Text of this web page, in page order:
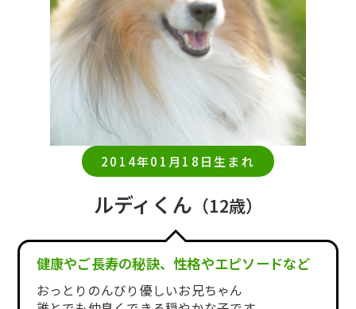
2014年01月18日生まれ
ルディくん （12歳）
健康やご長寿の秘訣、性格やエピソードなど
おっとりのんびり優しいお兄ちゃん